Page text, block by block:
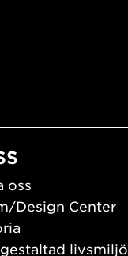
oss
Design Center
livsmiljö